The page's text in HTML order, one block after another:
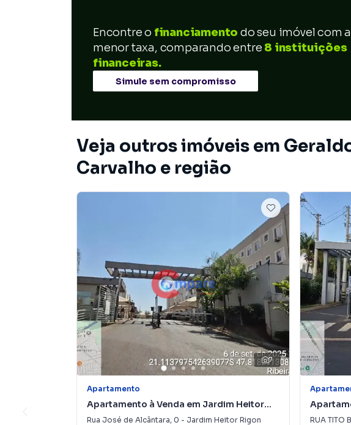
Encontre o financiamento do seu imóvel com a
menor taxa, comparando entre 8 instituições
financeiras.
Simule sem compromisso
Veja outros imóveis em
Carvalho e região
7
Apartamento
Apartamento à Venda em Jardim Heitor
Rigon
Rua José de Alcântara, 0 - Jardim Heitor Rigon
RUA TITO